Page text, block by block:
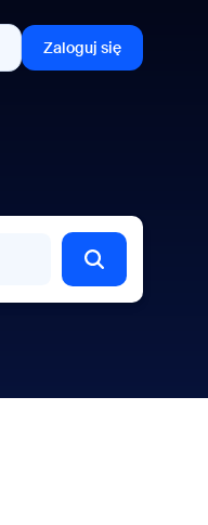
Zaloguj się